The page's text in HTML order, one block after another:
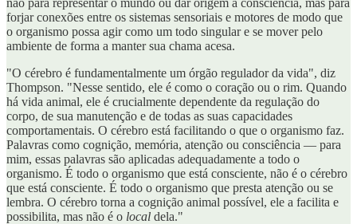
forjar conexões entre os sistemas sensoriais e motores de modo que
o organismo possa agir como um todo singular e se mover pelo
ambiente de forma a manter sua chama acesa.
"O cérebro é fundamentalmente um órgão regulador da vida", diz
Thompson. "Nesse sentido, ele é como o coração ou o rim. Quando
há vida animal, ele é crucialmente dependente da regulação do
corpo, de sua manutenção e de todas as suas capacidades
comportamentais. O cérebro está facilitando o que o organismo faz.
Palavras como cognição, memória, atenção ou consciência — para
mim, essas palavras são aplicadas adequadamente a todo o
organismo. É todo o organismo que está consciente, não é o cérebro
que está consciente. É todo o organismo que presta atenção ou se
lembra. O cérebro torna a cognição animal possível, ele a facilita e
possibilita, mas não é o local dela."